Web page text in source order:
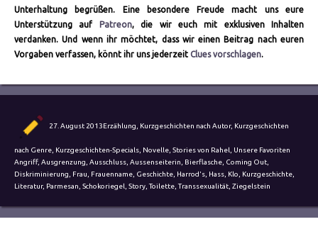
Unterhaltung begrüßen. Eine besondere Freude macht uns eure
Unterstützung auf
Patreon, die wir euch mit exklusiven Inhalten
verdanken. Und wenn ihr möchtet, dass wir einen Beitrag nach euren
Vorgaben verfassen, könnt ihr uns jederzeit Clues vorschlagen.
am
27. August 2013 Erzählung, Kurzgeschichten nach Autor, Kurzgeschichten
nach Genre, Kurzgeschichten-Specials, Novelle, Stories von Rahel, Unsere Favoriten
Angriff, Ausgrenzung, Ausschluss, Aussenseiterin, Bierflasche, Coming Out,
Diskriminierung, Frau, Frauenname, Geschichte, Harrod's, Hass, Klo, Kurzgeschichte,
Literatur, Parmesan, Schokoriegel, Story,Toilette,Transsexualität, Ziegelstein